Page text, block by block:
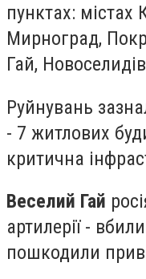
пунктах: містах
Мирноград,
Гай,
Руйнувань
- 7 житлових
критична
Веселий Гай
артилерії -
пошкодили